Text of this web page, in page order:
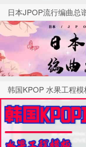
日本JPOP流行编曲总
韩国KPOP 水果工程